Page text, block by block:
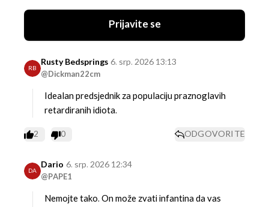
Prijavite se
RB
Rusty Bedsprings
@Dickman22cm
6. srp. 2026 13:13
Idealan predsjednik za populaciju praznoglavih
retardiranih idiota.
2 0 ODGOVORITE
DA
Dario
@PAPE1
6. srp. 2026 12:34
Nemojte tako. On može zvati infantina da vas